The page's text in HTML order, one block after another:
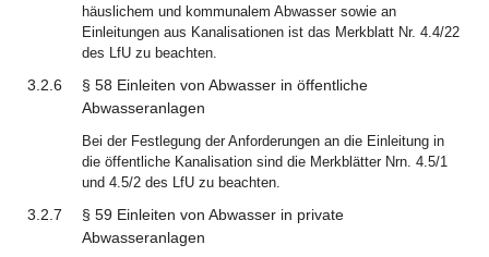
häuslichem und kommunalem Abwasser sowie an
Einleitungen aus Kanalisationen ist das Merkblatt Nr. 4.4/22
des LfU zu beachten.
3.2.6
§ 58 Einleiten von Abwasser in öffentliche
Abwasseranlagen
Bei der Festlegung der Anforderungen an die Einleitung in
die öffentliche Kanalisation sind die Merkblätter Nrn. 4.5/1
und 4.5/2 des LfU zu beachten.
3.2.7
§ 59 Einleiten von Abwasser in private
Abwasseranlagen